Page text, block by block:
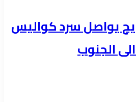
يواصل سرد كواليس
الجنوب